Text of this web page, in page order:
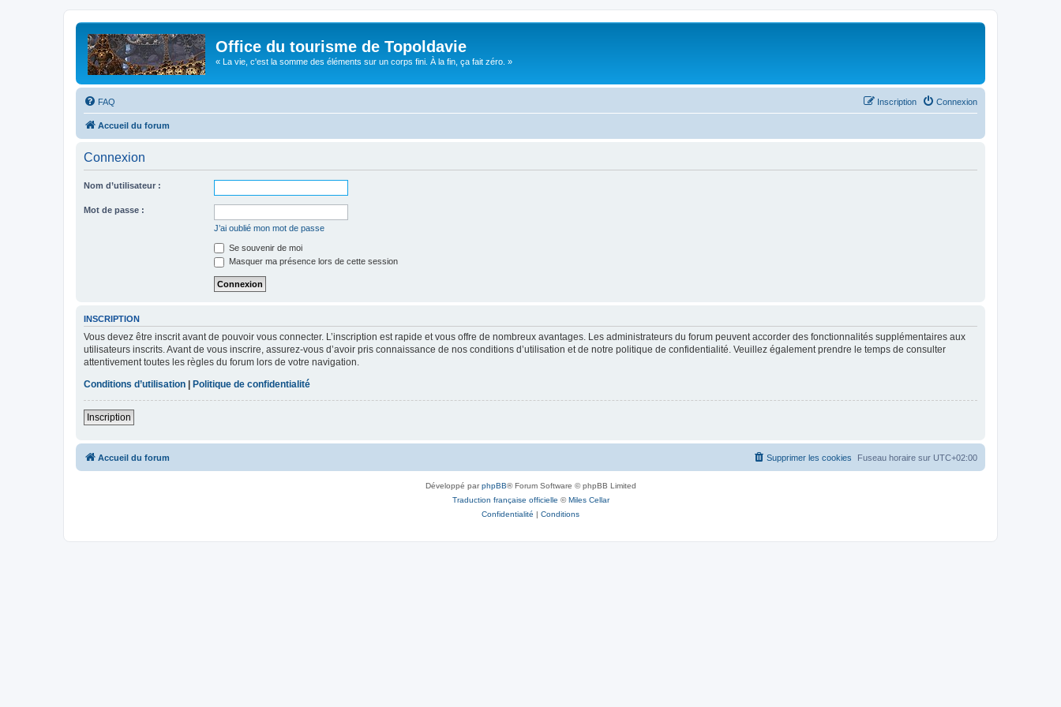
Office du tourisme de Topoldavie
« La vie, c'est la somme des éléments sur un corps fini. À la fin, ça fait zéro. »
FAQ Connexion
Inscription
Accueil du forum
Connexion
Nom d’utilisateur :
Mot de passe :
J’ai oublié mon mot de passe
Se souvenir de moi
Masquer ma présence lors de cette session
INSCRIPTION
Vous devez être inscrit avant de pouvoir vous connecter. L’inscription est rapide et vous offre de nombreux avantages. Les administrateurs du forum peuvent accorder des fonctionnalités supplémentaires aux
utilisateurs inscrits. Avant de vous inscrire, assurez-vous d’avoir pris connaissance de nos conditions d’utilisation et de notre politique de confidentialité. Veuillez également prendre le temps de consulter
attentivement toutes les règles du forum lors de votre navigation.
Conditions d’utilisation
Politique de confidentialité
Inscription
Accueil du forum Fuseau horaire sur UTC+02:00
Supprimer les cookies
Développé parphpBB® Forum Software © phpBB Limited
Traduction française officielle ©Miles Cellar
Confidentialité | Conditions